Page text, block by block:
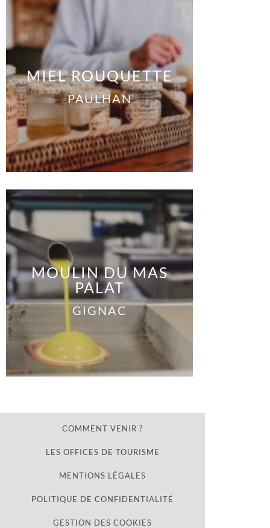
MIEL ROUQUETTE
PAULHAN
MOULIN DU MAS
PALAT
GIGNAC
COMMENT VENIR ?
LES OFFICES DE TOURISME
MENTIONS LÉGALES
POLITIQUE DE CONFIDENTIALITÉ
GESTION DES COOKIES